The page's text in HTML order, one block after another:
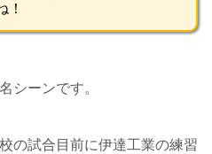
！
シーンです。
の試合目前に伊達工業の練習